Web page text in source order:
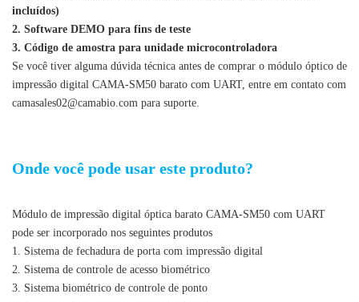
incluídos)
2. Software DEMO para fins de teste
3. Código de amostra para unidade microcontroladora
Se você tiver alguma dúvida técnica antes de comprar o módulo óptico de
impressão digital CAMA-SM50 barato com UART, entre em contato com
camasales02@camabio.com para suporte.
Onde você pode usar este produto?
Módulo de impressão digital óptica barato CAMA-SM50 com UART
pode ser incorporado nos seguintes produtos
1. Sistema de fechadura de porta com impressão digital
2. Sistema de controle de acesso biométrico
3. Sistema biométrico de controle de ponto